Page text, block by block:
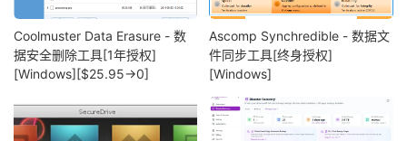
Coolmuster Data Erasure - 数
据安全删除工具[1年授权]
[Windows][$25.95→0]
Ascomp Synchredible - 数据文
件同步工具[终身授权]
[Windows]